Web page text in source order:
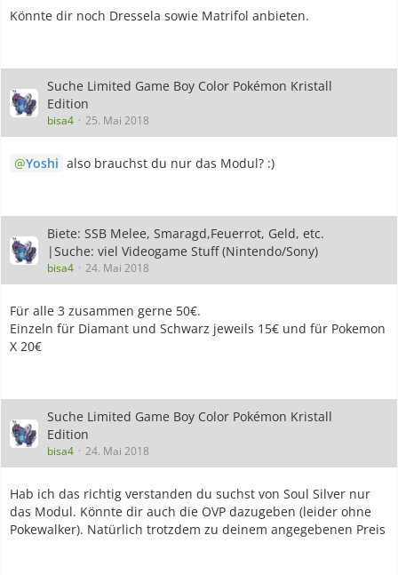
Könnte dir noch Dressela sowie Matrifol anbieten.
Suche Limited Game Boy Color Pokémon Kristall
Edition
bisa4 25. Mai 2018
Yoshi also brauchst du nur das Modul? :)
Biete: SSB Melee, Smaragd,Feuerrot, Geld, etc.
|Suche: viel Videogame Stuff (Nintendo/Sony)
bisa4 24. Mai 2018
Für alle 3 zusammen gerne 50€.
Einzeln für Diamant und Schwarz jeweils 15€ und für Pokemon
X 20€
Suche Limited Game Boy Color Pokémon Kristall
Edition
bisa4 24. Mai 2018
Hab ich das richtig verstanden du suchst von Soul Silver nur
das Modul. Könnte dir auch die OVP dazugeben (leider ohne
Pokewalker). Natürlich trotzdem zu deinem angegebenen Preis